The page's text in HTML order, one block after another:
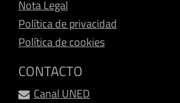
Nota Legal
Política de privacidad
Política de cookies
CONTACTO
Canal UNED